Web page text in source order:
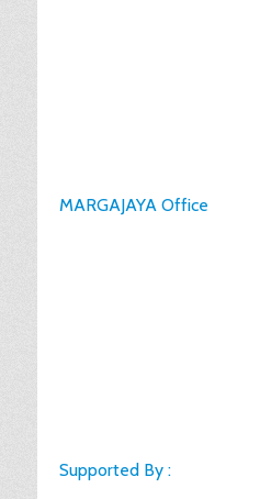
MARGAJAYA Office
Supported By :